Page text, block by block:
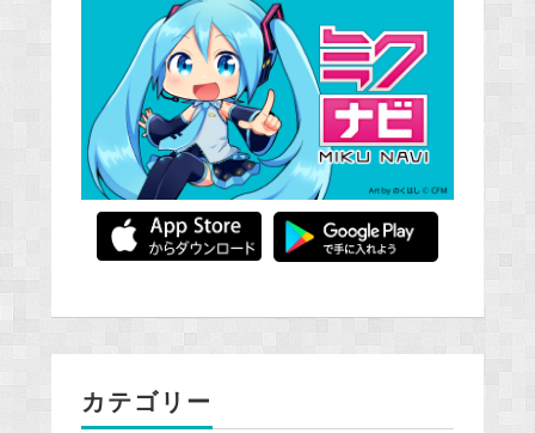
カテゴリー